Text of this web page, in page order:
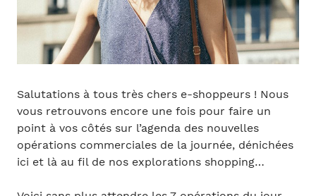
Salutations à tous très chers e-shoppeurs ! Nous
vous retrouvons encore une fois pour faire un
point à vos côtés sur l’agenda des nouvelles
opérations commerciales de la journée, dénichées
ici et là au fil de nos explorations shopping…